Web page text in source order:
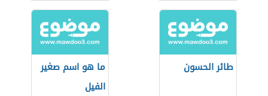
طائر الحسون
ما هو اسم صغير
الفيل